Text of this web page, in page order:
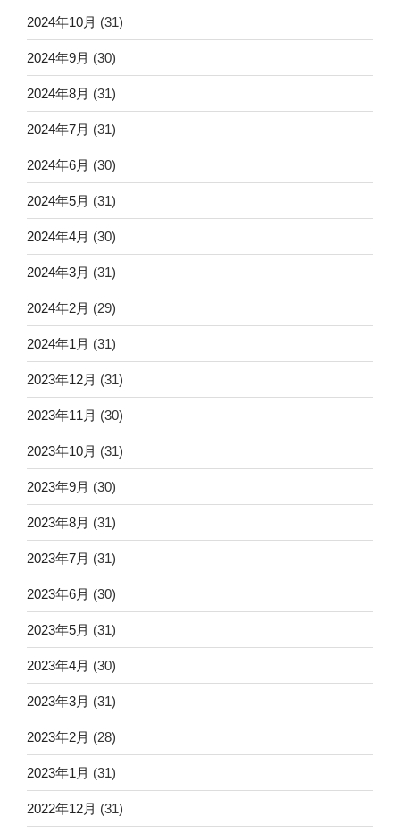
2024年10月 (31)
2024年9月 (30)
2024年8月 (31)
2024年7月 (31)
2024年6月 (30)
2024年5月 (31)
2024年4月 (30)
2024年3月 (31)
2024年2月 (29)
2024年1月 (31)
2023年12月 (31)
2023年11月 (30)
2023年10月 (31)
2023年9月 (30)
2023年8月 (31)
2023年7月 (31)
2023年6月 (30)
2023年5月 (31)
2023年4月 (30)
2023年3月 (31)
2023年2月 (28)
2023年1月 (31)
2022年12月 (31)